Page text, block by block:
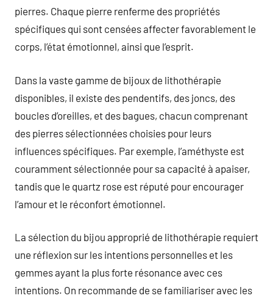
pierres. Chaque pierre renferme des propriétés
spécifiques qui sont censées affecter favorablement le
corps, l’état émotionnel, ainsi que l’esprit.
Dans la vaste gamme de bijoux de lithothérapie
disponibles, il existe des pendentifs, des joncs, des
boucles d’oreilles, et des bagues, chacun comprenant
des pierres sélectionnées choisies pour leurs
influences spécifiques. Par exemple, l’améthyste est
couramment sélectionnée pour sa capacité à apaiser,
tandis que le quartz rose est réputé pour encourager
l’amour et le réconfort émotionnel.
La sélection du bijou approprié de lithothérapie requiert
une réflexion sur les intentions personnelles et les
gemmes ayant la plus forte résonance avec ces
intentions. On recommande de se familiariser avec les